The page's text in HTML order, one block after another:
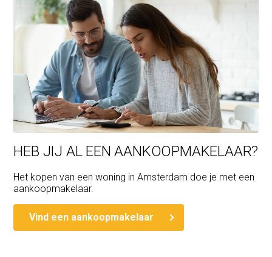
HEB JIJ AL EEN AANKOOPMAKELAAR?
Het kopen van een woning in Amsterdam doe je met een
aankoopmakelaar.
Vind een aankoopmakelaar